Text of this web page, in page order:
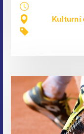
Kulturní